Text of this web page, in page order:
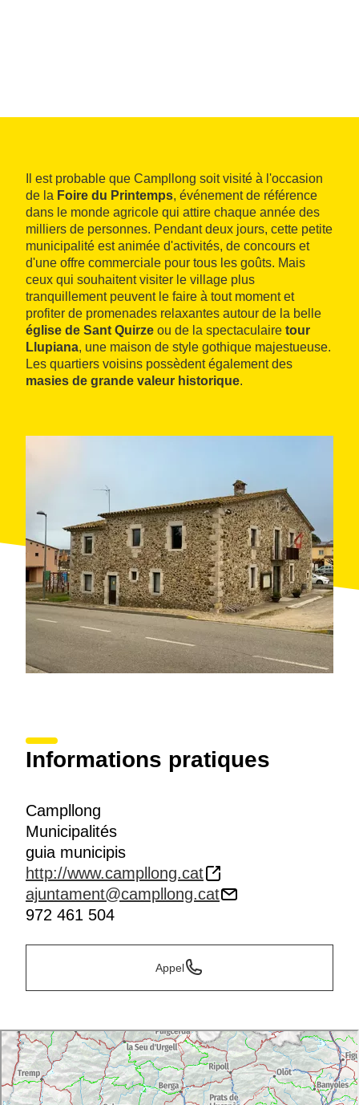
Il est probable que Campllong soit visité à l'occasion
de la Foire du Printemps, événement de référence
dans le monde agricole qui attire chaque année des
milliers de personnes. Pendant deux jours, cette petite
municipalité est animée d'activités, de concours et
d'une offre commerciale pour tous les goûts. Mais
ceux qui souhaitent visiter le village plus
tranquillement peuvent le faire à tout moment et
profiter de promenades relaxantes autour de la belle
église de Sant Quirze ou de la spectaculaire tour
Llupiana, une maison de style gothique majestueuse.
Les quartiers voisins possèdent également des
masies de grande valeur historique.
Informations pratiques
Campllong
Municipalités
guia municipis
http://www.campllong.cat
ajuntament@campllong.cat
972 461 504
Appel